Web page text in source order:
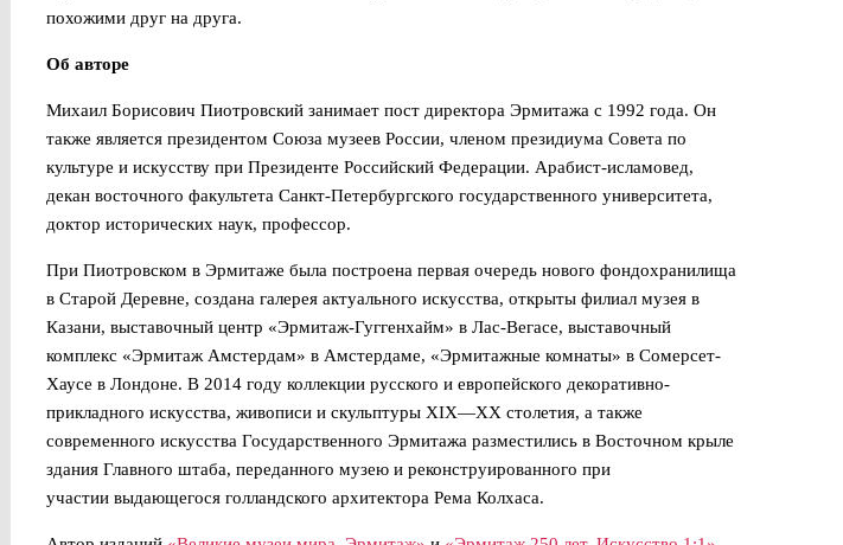
похожими друг на друга.
Об авторе
Михаил Борисович Пиотровский занимает пост директора Эрмитажа с 1992 года. Он
также является президентом Союза музеев России, членом президиума Совета по
культуре и искусству при Президенте Российский Федерации. Арабист-исламовед,
декан восточного факультета Санкт-Петербургского государственного университета,
доктор исторических наук, профессор.
При Пиотровском в Эрмитаже была построена первая очередь нового фондохранилища
в Старой Деревне, создана галерея актуального искусства, открыты филиал музея в
Казани, выставочный центр «Эрмитаж-Гуггенхайм» в Лас-Вегасе, выставочный
комплекс «Эрмитаж Амстердам» в Амстердаме, «Эрмитажные комнаты» в Сомерсет-
Хаусе в Лондоне. В 2014 году коллекции русского и европейского декоративно-
прикладного искусства, живописи и скульптуры XIX—XX столетия, а также
современного искусства Государственного Эрмитажа разместились в Восточном крыле
здания Главного штаба, переданного музею и реконструированного при
участии выдающегося голландского архитектора Рема Колхаса.